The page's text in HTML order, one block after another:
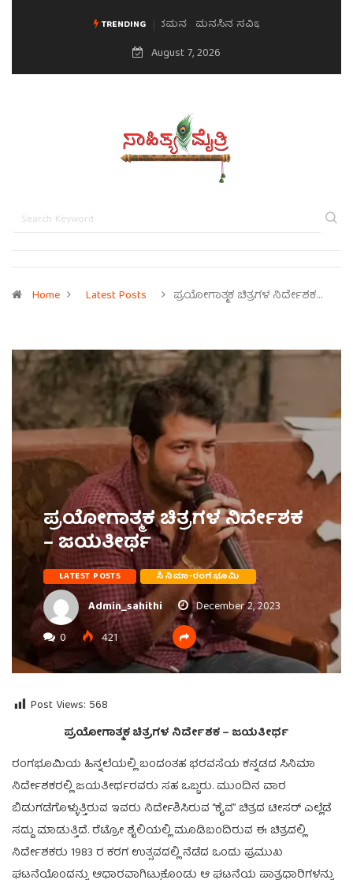
TRENDING ಮನಸಿನ ಸವಿಭಾವ
August 7, 2026
Home Latest Posts ಪ್ರಯೋಗಾತ್ಮಕ ಚಿತ್ರಗಳ ನಿರ್ದೇಶಕ…
ಪ್ರಯೋಗಾತ್ಮಕ ಚಿತ್ರಗಳ ನಿರ್ದೇಶಕ
– ಜಯತೀರ್ಥ
LATEST POSTS ಸಿನಿಮಾ-ರಂಗಭೂಮಿ
Admin_sahithi
December 2, 2023
0
421
Post Views: 568
ಪ್ರಯೋಗಾತ್ಮಕ ಚಿತ್ರಗಳ ನಿರ್ದೇಶಕ – ಜಯತೀರ್ಥ
ರಂಗಭೂಮಿಯ ಹಿನ್ನಲೆಯಲ್ಲಿ ಬಂದಂತಹ ಭರವಸೆಯ ಕನ್ನಡದ ಸಿನಿಮಾ
ನಿರ್ದೇಶಕರಲ್ಲಿ ಜಯತೀರ್ಥರವರು ಸಹ ಒಬ್ಬರು. ಮುಂದಿನ ವಾರ
ಬಿಡುಗಡೆಗೊಳ್ಳುತ್ತಿರುವ ಇವರು ನಿರ್ದೇಶಿಸಿರುವ “ಕೈವ” ಚಿತ್ರದ ಟೀಸರ್ ಎಲ್ಲೆಡೆ
ಸದ್ದು ಮಾಡುತ್ತಿದೆ. ರೆಟ್ರೋ ಶೈಲಿಯಲ್ಲಿ ಮೂಡಿಬಂದಿರುವ ಈ ಚಿತ್ರದಲ್ಲಿ
ನಿರ್ದೇಶಕರು 1983 ರ ಕರಗ ಉತ್ಸವದಲ್ಲಿ ನೆಡೆದ ಒಂದು ಪ್ರಮುಖ
ಘಟನೆಯೊಂದನ್ನು ಆಧಾರವಾಗಿಟ್ಟುಕೊಂಡು ಆ ಘಟನೆಯ ಪಾತ್ರಧಾರಿಗಳನ್ನು